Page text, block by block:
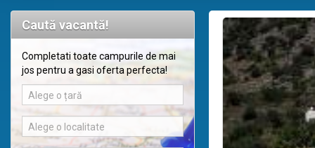
Caută vacantă!
Completati toate campurile de mai
jos pentru a gasi oferta perfecta!
Alege o țară
Alege o localitate